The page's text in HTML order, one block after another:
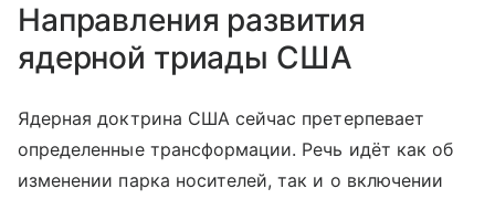
Направления развития
ядерной триады США
Ядерная доктрина США сейчас претерпевает
определенные трансформации. Речь идёт как об
изменении парка носителей, так и о включении